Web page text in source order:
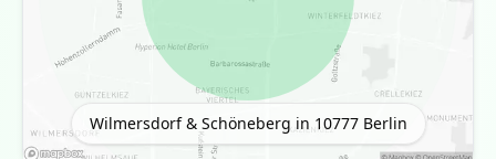
Wilmersdorf & Schöneberg in 10777Berlin